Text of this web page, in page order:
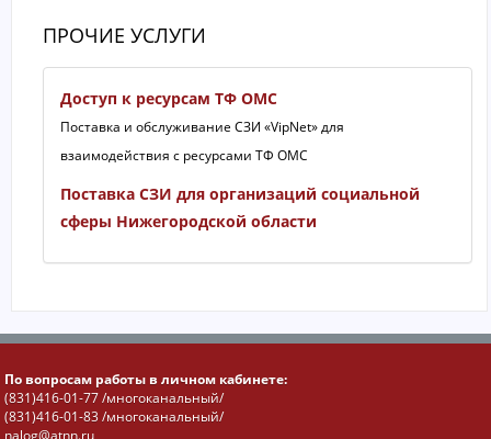
ПРОЧИЕ УСЛУГИ
Доступ к ресурсам ТФ ОМС
Поставка и обслуживание СЗИ «VipNet» для
взаимодействия с ресурсами ТФ ОМС
Поставка СЗИ для организаций социальной
сферы Нижегородской области
По вопросам работы в личном кабинете:
(831)416-01-77 /многоканальный/
(831)416-01-83 /многоканальный/
nalog@atnn.ru